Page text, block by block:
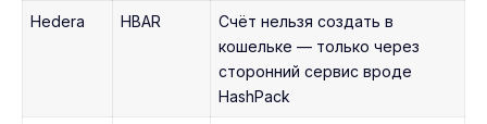
Hedera HBAR
Счёт нельзя создать в
кошельке — только через
сторонний сервис вроде
HashPack